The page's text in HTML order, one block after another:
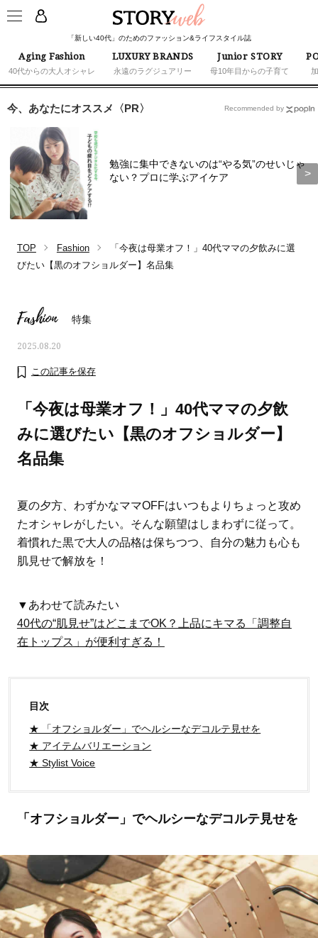
「新しい40代」のためのファッション&ライフスタイル誌
Aging Fashion
40代からの大人オシャレ
LUXURY BRANDS
永遠のラグジュアリー
Junior STORY
母10年目からの子育て
ママとパパに贈る「ジェンダーレ
今、あなたにオススメ〈PR〉
勉強に集中できないのは“やる気”のせいじゃ
ない？プロに学ぶアイケア
Recommended by
TOP Fashion
「今夜は母業オフ！」40代ママの夕飲みに選
びたい【黒のオフショルダー】名品集
Fashion 特集
2025.08.20
この記事を保存
「今夜は母業オフ！」40代ママの夕飲
みに選びたい【黒のオフショルダー】
名品集
夏の夕方、わずかなママOFFはいつもよりちょっと攻め
たオシャレがしたい。そんな願望はしまわずに従って。
着慣れた黒で大人の品格は保ちつつ、自分の魅力も心も
肌見せで解放を！
▼あわせて読みたい
40代の“肌見せ”はどこまでOK ？上品にキマる「調整自
在トップス」が便利すぎる！
目次
★ 「オフショルダー」でヘルシーなデコルテ見せを
★ アイテムバリエーション
★ Stylist Voice
「オフショルダー」でヘルシーなデコルテ見せを